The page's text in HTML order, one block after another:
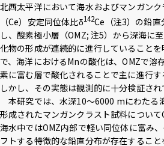
北西太平洋において海水およびマンガン
（Ce）安定同位体比δ142Ce（注3）の鉛
し、酸素極小層（OMZ; 注5）から深海に
化物の形成が連続的に進行していること
で、海洋におけるMnの酸化は、OMZで溶
素に富む層で酸化されることで主に進行す
しかし、その実態は観測的に十分検証され
本研究では、水深10〜6000 mにわたる
形成されたマンガンクラスト試料について
海水中ではOMZ内部で軽い同位体に富み
フトする特徴的な鉛直分布が存在すること